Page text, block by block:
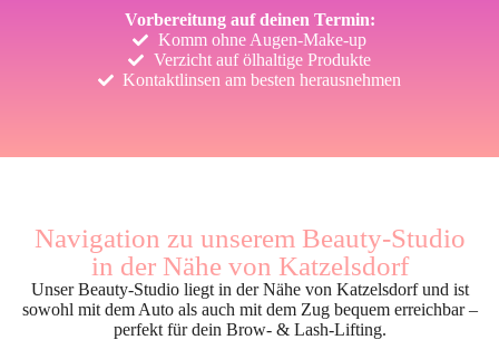
Vorbereitung auf deinen Termin:
Komm ohne Augen-Make-up
Verzicht auf ölhaltige Produkte
Kontaktlinsen am besten herausnehmen
Navigation zu unserem Beauty-Studio
in der Nähe von Katzelsdorf
Unser Beauty-Studio liegt in der Nähe von Katzelsdorf und ist
sowohl mit dem Auto als auch mit dem Zug bequem erreichbar –
perfekt für dein Brow- & Lash-Lifting.